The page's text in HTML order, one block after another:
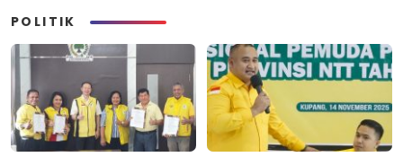
POLITIK